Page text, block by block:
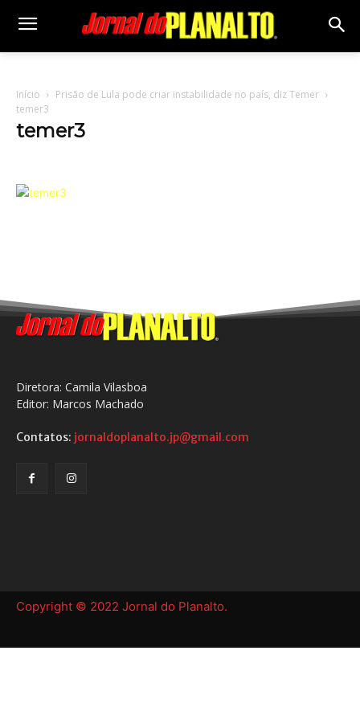
Início
Prisão de Lula pode criar instabilidade no país, diz Temer
temer3
temer3
Diretora: Camila Vilasboa
Editor: Marcos Machado
Contatos: jornaldoplanalto.jp@gmail.com
Copyright © 2022 Jornal do Planalto.